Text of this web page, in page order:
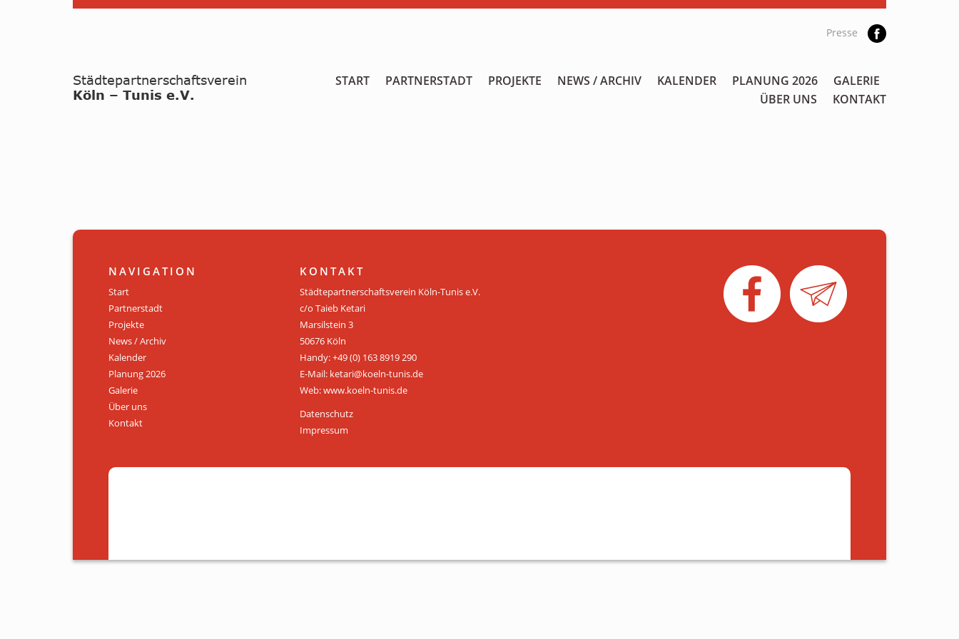
Presse
START PARTNERSTADT PROJEKTE NEWS / ARCHIV KALENDER PLANUNG 2026
GALERIE
ÜBER UNS
KONTAKT
NAVIGATION
Start
Partnerstadt
Projekte
News / Archiv
Kalender
Planung 2026
Galerie
Über uns
Kontakt
KONTAKT
Städtepartnerschaftsverein Köln-Tunis e.V.
c/o Taieb Ketari
Marsilstein 3
50676 Köln
Handy: +49 (0) 163 8919 290
E-Mail: ketari@koeln-tunis.de
Web: www.koeln-tunis.de
Datenschutz
Impressum
KALENDER